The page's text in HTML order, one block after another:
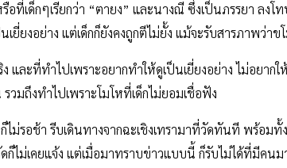
ที่เด็กๆเรียกว่า “ตายง” และนางณี ซึ่งเป็นภรรยา ลงโ
ยงอย่าง แต่เด็กก็ยังคงถูกตีไม่ยั้ง แม้จะรับสารภาพว่าขโ
ละที่ทำไปเพราะอยากทำให้ดูเป็นเยี่ยงอย่าง ไม่อยากใ
มถึงทำไปเพราะโมโหที่เด็กไม่ยอมเชื่อฟัง
ไม่รอช้า รีบเดินทางจากฉะเชิงเทรามาที่วัดทันที พร้อม
ก็ไม่เคยแจ้ง แต่เมื่อมาทราบข่าวแบบนี้ ก็รับไม่ได้ที่มีค